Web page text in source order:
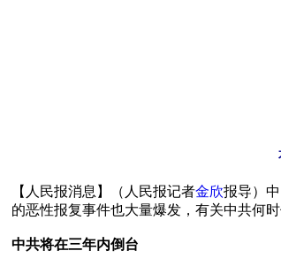
【人民报消息】（人民报记者金欣报导）
的恶性报复事件也大量爆发，有关中共何
中共将在三年内倒台